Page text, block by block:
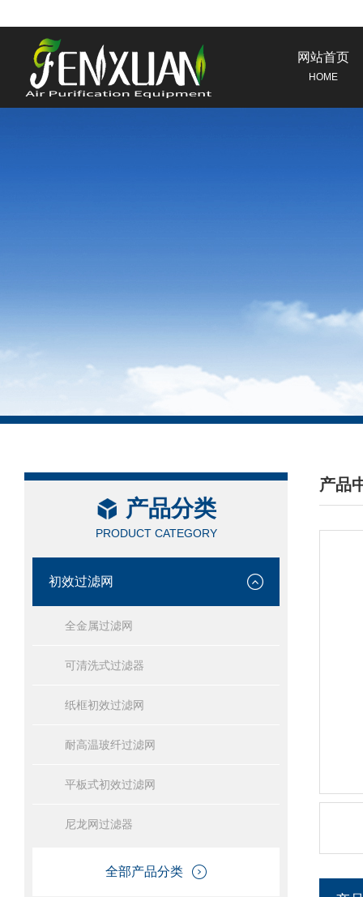
网站首页
HOME
产品分类
PRODUCT CATEGORY
初效过滤网
全金属过滤网
可清洗式过滤器
纸框初效过滤网
耐高温玻纤过滤网
平板式初效过滤网
尼龙网过滤器
全部产品分类
产品
/